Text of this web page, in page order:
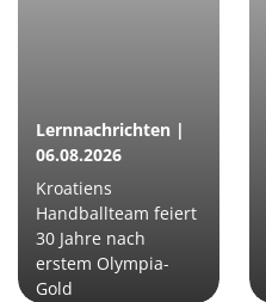
Lernnachrichten |
06.08.2026
Kroatiens
Handballteam feiert
30 Jahre nach
erstem Olympia-
Gold